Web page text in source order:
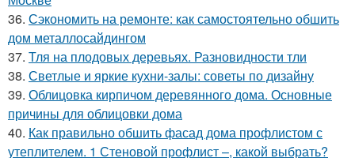
36. Сэкономить на ремонте: как самостоятельно обшить
дом металлосайдингом
37. Тля на плодовых деревьях. Разновидности тли
38. Светлые и яркие кухни-залы: советы по дизайну
39. Облицовка кирпичом деревянного дома. Основные
причины для облицовки дома
40. Как правильно обшить фасад дома профлистом с
утеплителем. 1 Стеновой профлист –, какой выбрать?